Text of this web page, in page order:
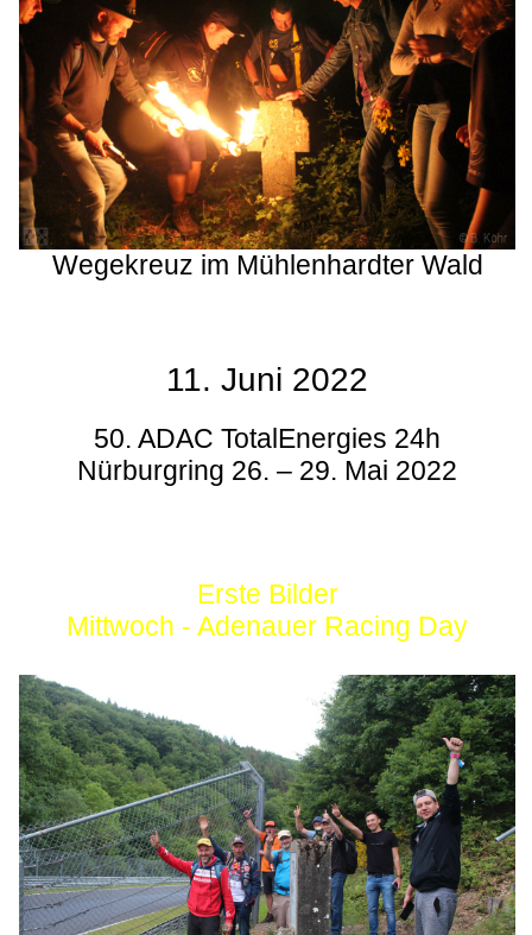
Wegekreuz im Mühlenhardter Wald
11. Juni 2022
50. ADAC TotalEnergies 24h
Nürburgring 26. – 29. Mai 2022
Erste Bilder
Mittwoch - Adenauer Racing Day